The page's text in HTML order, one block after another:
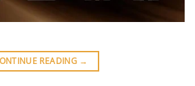
READING →